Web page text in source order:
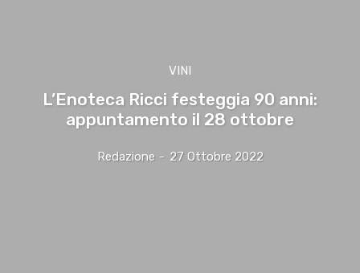
VINI
L’Enoteca Ricci festeggia 90 anni:
appuntamento il 28 ottobre
Redazione - 27 Ottobre 2022